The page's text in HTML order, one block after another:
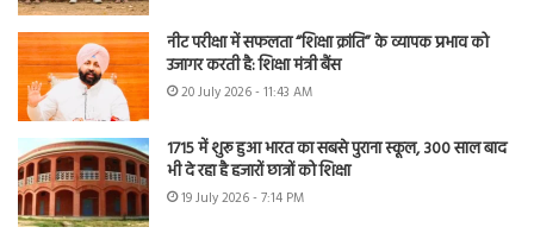
नीट परीक्षा में सफलता “शिक्षा क्रांति” के व्यापक प्रभाव को
उजागर करती है: शिक्षा मंत्री बैंस
20 July 2026 - 11:43 AM
1715 में शुरू हुआ भारत का सबसे पुराना स्कूल, 300 साल बाद
भी दे रहा है हजारों छात्रों को शिक्षा
19 July 2026 - 7:14 PM